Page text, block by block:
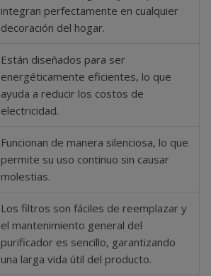
integran perfectamente en cualquier
decoración del hogar.
Están diseñados para ser
energéticamente eficientes, lo que
ayuda a reducir los costos de
electricidad.
Funcionan de manera silenciosa, lo que
permite su uso continuo sin causar
molestias.
Los filtros son fáciles de reemplazar y
el mantenimiento general del
purificador es sencillo, garantizando
una larga vida útil del producto.